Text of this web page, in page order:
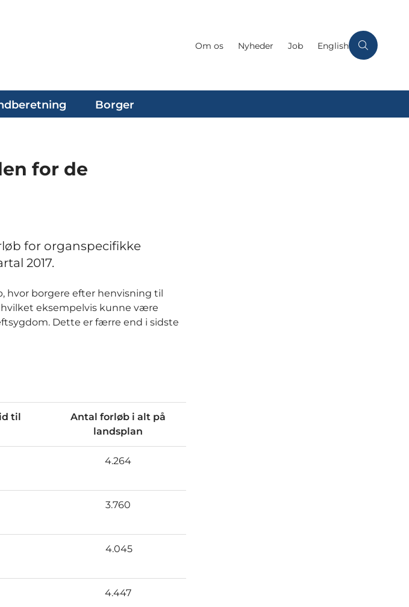
Om os Nyheder Job English
Borger
for de
for organspecifikke
2017.
hvor borgere efter henvisning til
eksempelvis kunne være
Dette er færre end i sidste
til
Antal forløb i alt på
landsplan
4.264
3.760
4.045
4.447